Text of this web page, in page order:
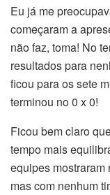
Eu já me
começaram a
não faz, toma! No
resultados para
ficou para os sete
terminou no 0 x 0!
Ficou bem claro
tempo mais
equipes mostraram
mas com nenhum